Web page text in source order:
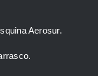
Aerosur.